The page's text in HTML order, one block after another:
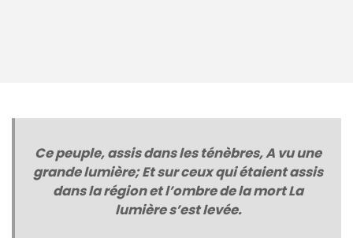
Ce peuple, assis dans les ténèbres, A vu une
grande lumière; Et sur ceux qui étaient assis
dans la région et l’ombre de la mort La
lumière s’est levée.